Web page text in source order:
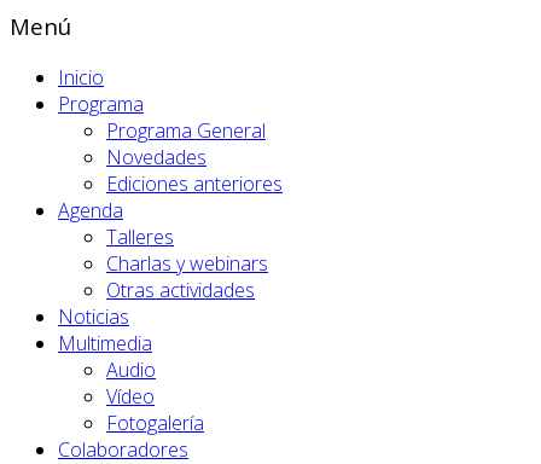
Inicio
Programa
Programa General
Novedades
Ediciones anteriores
Agenda
Talleres
Charlas y webinars
Otras actividades
Noticias
Multimedia
Audio
Vídeo
Fotogalería